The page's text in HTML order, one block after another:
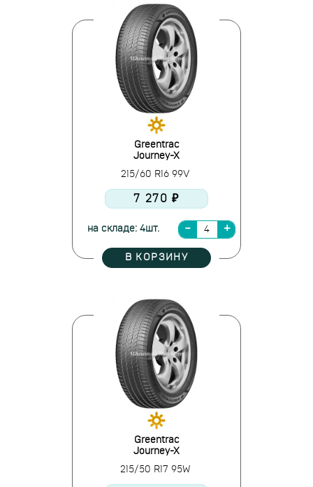
Greentrac
Journey-X
215/60 R16 99V
7 270 ₽
на складе: 4шт.
В КОРЗИНУ
Greentrac
Journey-X
215/50 R17 95W